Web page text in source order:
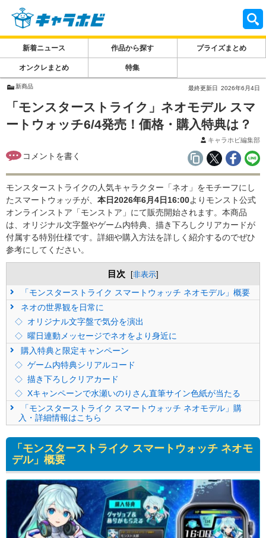
新着ニュース 作品から探す プライズまとめ
オンクレまとめ 特集
新商品 最終更新日 2026年6月4日
「モンスターストライク」ネオモデル スマ
ートウォッチ6/4発売！価格・購入特典は？
キャラホビ編集部
モンスターストライクの人気キャラクター「ネオ」をモチーフにし
たスマートウォッチが、 本日2026年6月4日16:00よりモンスト公式
オンラインストア「モンストア」にて販売開始されます。本商品
は、オリジナル文字盤やゲーム内特典、描き下ろしクリアカードが
付属する特別仕様です。詳細や購入方法を詳しく紹介するのでぜひ
参考にしてください。
目次 [非表示]
「モンスターストライク スマートウォッチ ネオモデル」概要
ネオの世界観を日常に
オリジナル文字盤で気分を演出
曜日連動メッセージでネオをより身近に
購入特典と限定キャンペーン
ゲーム内特典シリアルコード
描き下ろしクリアカード
Xキャンペーンで水瀬いのりさん直筆サイン色紙が当たる
「モンスターストライク スマートウォッチ ネオモデル」購
入・詳細情報はこちら
「モンスターストライク スマートウォッチ ネオモ
デル」概要